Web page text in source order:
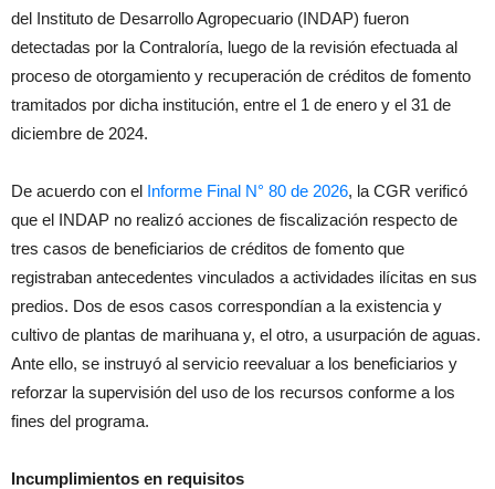
del Instituto de Desarrollo Agropecuario (INDAP) fueron
detectadas por la Contraloría, luego de la revisión efectuada al
proceso de otorgamiento y recuperación de créditos de fomento
tramitados por dicha institución, entre el 1 de enero y el 31 de
diciembre de 2024.
De acuerdo con el Informe Final N° 80 de 2026, la CGR verificó
que el INDAP no realizó acciones de fiscalización respecto de
tres casos de beneficiarios de créditos de fomento que
registraban antecedentes vinculados a actividades ilícitas en sus
predios. Dos de esos casos correspondían a la existencia y
cultivo de plantas de marihuana y, el otro, a usurpación de aguas.
Ante ello, se instruyó al servicio reevaluar a los beneficiarios y
reforzar la supervisión del uso de los recursos conforme a los
fines del programa.
Incumplimientos en requisitos